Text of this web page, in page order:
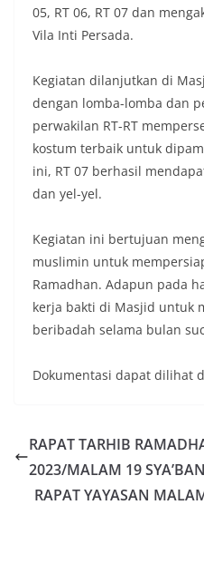
05, RT 06, RT 07 dan
Vila Inti Persada.
Kegiatan dilanjutkan di
dengan lomba-lomba dan
perwakilan RT-RT
kostum terbaik untuk
ini, RT 07 berhasil
dan yel-yel.
Kegiatan ini bertujuan
muslimin untuk
Ramadhan. Adapun pada
kerja bakti di Masjid untuk
beribadah selama bulan
Dokumentasi dapat dilihat
RAPAT TARHIB
2023/MALAM 19
RAPAT YAYASAN